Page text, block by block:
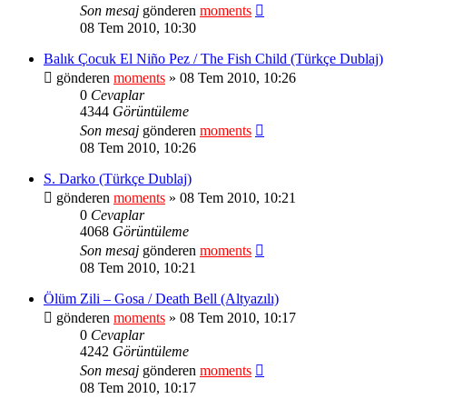
Son mesaj gönderen moments
08 Tem 2010, 10:30
Balık Çocuk El Niño Pez / The Fish Child (Türkçe Dublaj)
gönderen moments » 08 Tem 2010, 10:26
0 Cevaplar
4344 Görüntüleme
Son mesaj gönderen moments
08 Tem 2010, 10:26
S. Darko (Türkçe Dublaj)
gönderen moments » 08 Tem 2010, 10:21
0 Cevaplar
4068 Görüntüleme
Son mesaj gönderen moments
08 Tem 2010, 10:21
Ölüm Zili – Gosa / Death Bell (Altyazılı)
gönderen moments » 08 Tem 2010, 10:17
0 Cevaplar
4242 Görüntüleme
Son mesaj gönderen moments
08 Tem 2010, 10:17